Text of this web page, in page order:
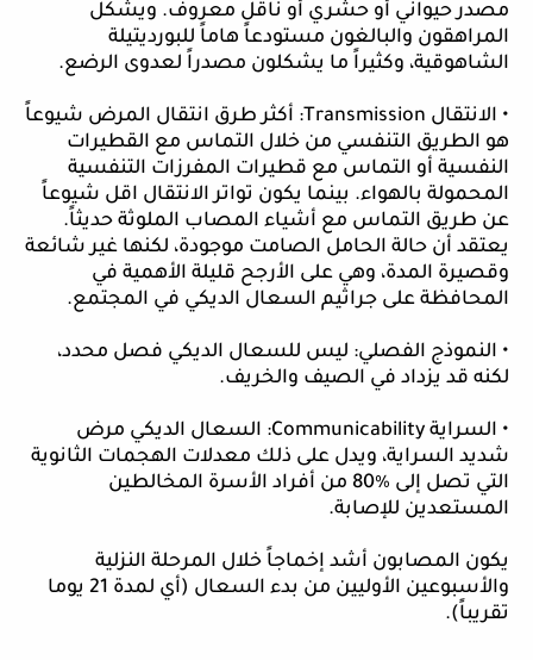
مصدر حيواني أو حشري أو ناقل معروف. ويشكل
المراهقون والبالغون مستودعاً هاماً للبورديتيلة
الشاهوقية، وكثيراً ما يشكلون مصدراً لعدوى الرضع.
• الانتقال Transmission: أكثر طرق انتقال المرض شيوعاً
هو الطريق التنفسي من خلال التماس مع القطيرات
النفسية أو التماس مع قطيرات المفرزات التنفسية
المحمولة بالهواء. بينما يكون تواتر الانتقال اقل شيوعاً
عن طريق التماس مع أشياء المصاب الملوثة حديثاً.
يعتقد أن حالة الحامل الصامت موجودة، لكنها غير شائعة
وقصيرة المدة، وهي على الأرجح قليلة الأهمية في
المحافظة على جراثيم السعال الديكي في المجتمع.
• النموذج الفصلي: ليس للسعال الديكي فصل محدد،
لكنه قد يزداد في الصيف والخريف.
• السراية Communicability: السعال الديكي مرض
شديد السراية، ويدل على ذلك معدلات الهجمات الثانوية
التي تصل إلى ٪80 من أفراد الأسرة المخالطين
المستعدين للإصابة.
يكون المصابون أشد إخماجاً خلال المرحلة النزلية
والأسبوعين الأوليين من بدء السعال (أي لمدة 21 يوما
تقريباً).